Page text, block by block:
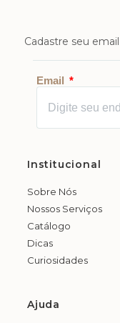
Cadastre seu
Email
Institucional
Sobre Nós
Nossos Serviços
Catálogo
Dicas
Curiosidades
Ajuda